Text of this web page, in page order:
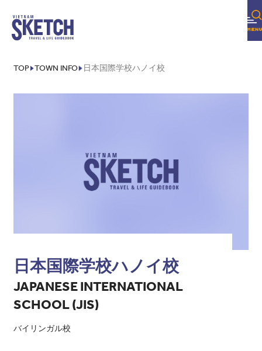
FOLLOW US!
TOP TOWN INFO 日本国際学校ハノイ校
日本国際学校ハノイ校
JAPANESE INTERNATIONAL
SCHOOL (JIS)
バイリンガル校